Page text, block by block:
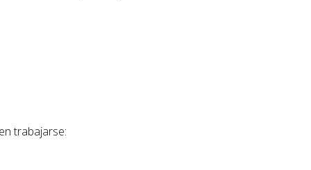
trabajarse: